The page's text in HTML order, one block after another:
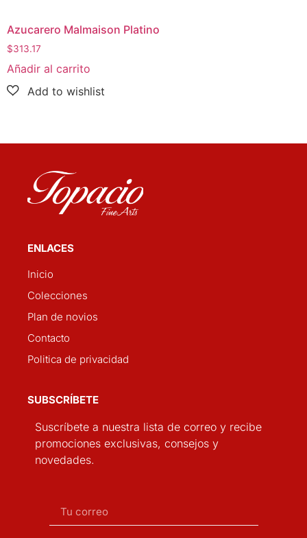
Azucarero Malmaison Platino
$313.17
Añadir al carrito
ENLACES
Inicio
Colecciones
Plan de novios
Contacto
Politica de privacidad
SUBSCRÍBETE
Suscríbete a nuestra lista de correo y recibe
promociones exclusivas, consejos y
novedades.